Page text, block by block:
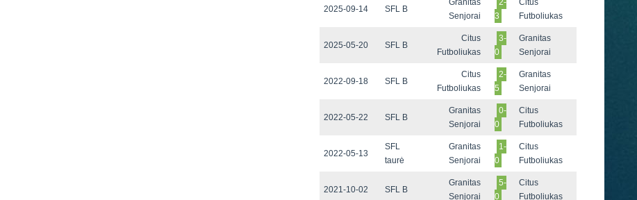
2025-09-14 SFL B
Granitas
Senjorai
2-
3
Citus
Futboliukas
2025-05-20 SFL B
Citus
Futboliukas
3-
0
Granitas
Senjorai
2022-09-18 SFL B
Citus
Futboliukas
2-
5
Granitas
Senjorai
2022-05-22 SFL B
Granitas
Senjorai
0-
0
Citus
Futboliukas
2022-05-13
SFL
taurė
Granitas
Senjorai
1-
0
Citus
Futboliukas
2021-10-02 SFL B
Granitas
Senjorai
5-
0
Citus
Futboliukas